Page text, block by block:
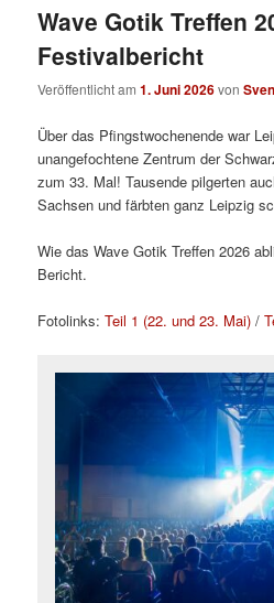
Wave Gotik Treffen
Festivalbericht
Veröffentlicht am1. Juni 2026von
Über das Pfingstwochenende war
unangefochtene Zentrum der
zum 33. Mal! Tausende pilgerten
Sachsen und färbten ganz Leipzig
Wie das Wave Gotik Treffen 2026
Bericht.
Fotolinks:Teil 1 (22. und 23. Mai) /